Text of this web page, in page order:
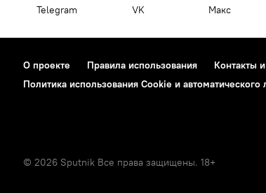
Telegram VK Макс
О проекте Правила использования Контакты
Политика использования Cookie и автоматического
© 2026 Sputnik Все права защищены. 18+